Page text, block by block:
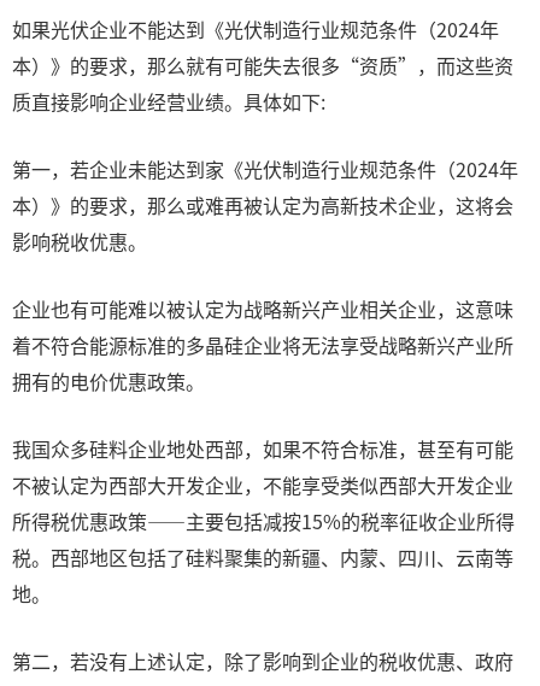
如果光伏企业不能达到《光伏制造行业规范条件（2024年
本）》的要求，那么就有可能失去很多“资质”，而这些资
质直接影响企业经营业绩。具体如下:
第一，若企业未能达到家《光伏制造行业规范条件（2024年
本）》的要求，那么或难再被认定为高新技术企业，这将会
影响税收优惠。
企业也有可能难以被认定为战略新兴产业相关企业，这意味
着不符合能源标准的多晶硅企业将无法享受战略新兴产业所
拥有的电价优惠政策。
我国众多硅料企业地处西部，如果不符合标准，甚至有可能
不被认定为西部大开发企业，不能享受类似西部大开发企业
所得税优惠政策——主要包括减按15%的税率征收企业所得
税‌。西部地区包括了硅料聚集的新疆、内蒙、四川、云南等
地。
第二，若没有上述认定，除了影响到企业的税收优惠、政府